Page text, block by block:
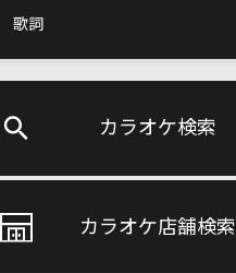
歌詞
カラオケ検索
カラオケ店舗検索